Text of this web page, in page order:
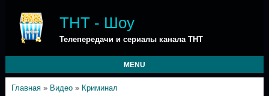
ТНТ - Шоу
Телепередачи и сериалы канала ТНТ
MENU
Главная» Видео» Криминал